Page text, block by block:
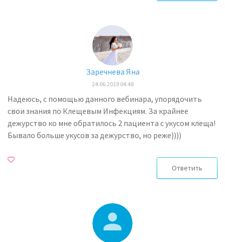
Заречнева Яна
24.06.2019 04:48
Надеюсь, с помощью данного вебинара, упорядочить
свои знания по Клещевым Инфекциям. За крайнее
дежурство ко мне обратилось 2 пациента с укусом клеща!
Бывало больше укусов за дежурство, но реже))))
Ответить